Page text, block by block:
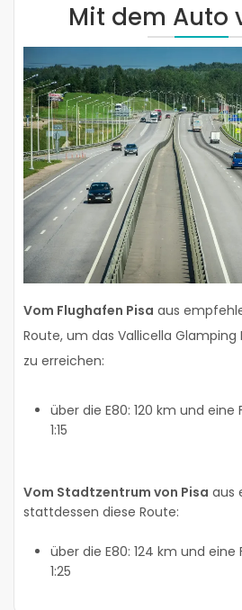
Mit dem Auto
Vom Flughafen Pisa aus
Route, um das Vallicella
zu erreichen:
über die E80: 120 km und
1:15
Vom Stadtzentrum von Pisa aus
stattdessen diese Route:
über die E80: 124 km und
1:25